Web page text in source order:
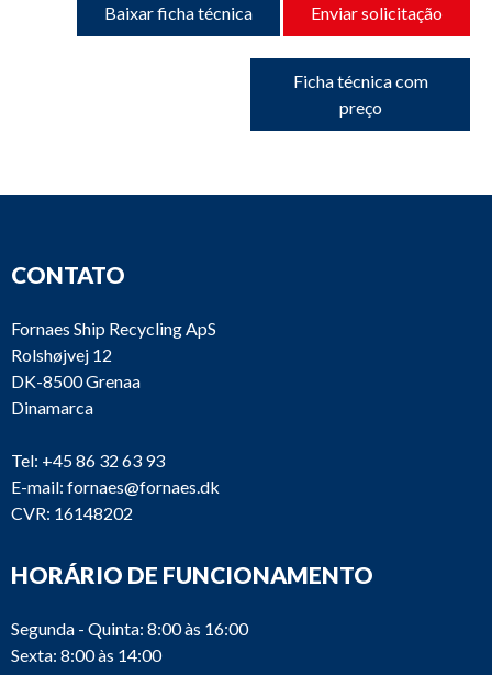
Baixar ficha técnica Enviar solicitação
Ficha técnica com
preço
CONTATO
Fornaes Ship Recycling ApS
Rolshøjvej 12
DK-8500 Grenaa
Dinamarca
Tel: +45 86 32 63 93
E-mail: fornaes@fornaes.dk
CVR: 16148202
HORÁRIO DE FUNCIONAMENTO
Segunda - Quinta: 8:00 às 16:00
Sexta: 8:00 às 14:00